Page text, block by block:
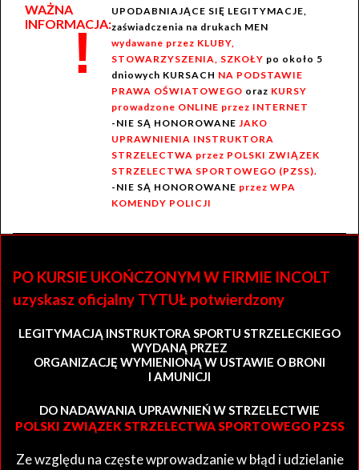
WAŻNA
INFORMACJA:
!
UPODABNIAJĄCE SIĘ LEGITYMACJE,
zaświadczenia na drukach MEN
wydawane przez KLUBY,
STOWARZYSZENIA, SZKOŁY po około 5
dniowych KURSACH NA PODSTAWIE
PRAWA OŚWIATOWEGO oraz KURSY
prowadzone ONLINE przez INTERNET
-NIE SĄ HONOROWANE JAKO
UPRAWNIENIA INSTRUKTORA
STRZELECTWA przez POLSKI ZWIĄZEK
STRZELECTWA SPORTOWEGO (PZSS).
-NIE SĄ HONOROWANE przez WPA
KOMENDY POLICJI
PO KURSIE UKOŃCZONYM W FIRMIE INCOLT
uzyskasz oficjalny TYTUŁ potwierdzony
LEGITYMACJĄ INSTRUKTORA SPORTU STRZELECKIEGO
WYDANĄ PRZEZ
ORGANIZACJĘ WYMIENIONĄ W USTAWIE O BRONI
I AMUNICJI
DO NADAWANIA UPRAWNIEŃ W STRZELECTWIE
POLSKI ZWIĄZEK STRZELECTWA SPORTOWEGO PZSS
Ze względu na częste wprowadzanie w błąd i udzielanie